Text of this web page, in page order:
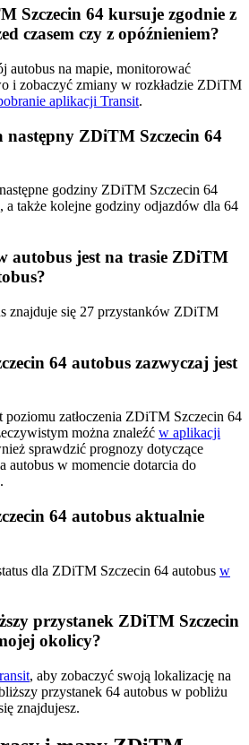
Szczecin 64 kursuje zgodnie z
czasem czy z opóźnieniem?
autobus na mapie, monitorować
i zobaczyć zmiany w rozkładzie ZDiTM
aplikacji Transit.
następny ZDiTM Szczecin 64
godziny ZDiTM Szczecin 64
, a także kolejne godziny odjazdów dla 64
autobus jest na trasie ZDiTM
znajduje się 27 przystanków ZDiTM
64 autobus zazwyczaj jest
poziomu zatłoczenia ZDiTM Szczecin 64
można znaleźć w aplikacji
sprawdzić prognozy dotyczące
autobus w momencie dotarcia do
64 autobus aktualnie
dla ZDiTM Szczecin 64 autobus w
przystanek ZDiTM Szczecin
okolicy?
, aby zobaczyć swoją lokalizację na
przystanek 64 autobus w pobliżu
znajdujesz.